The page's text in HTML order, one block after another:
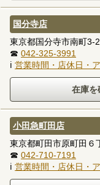
国分寺店
東京都国分寺市南町3-
☎ 042-325-3991
ℹ 営業時間・店休日・
小田急町田店
東京都町田市原町田６
☎ 042-710-7191
ℹ 営業時間・店休日・